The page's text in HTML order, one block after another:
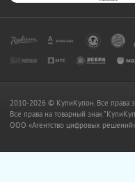
2010-2026 © КупиКупон. Все права
Все права на товарный знак
OOO «Агентство цифровых